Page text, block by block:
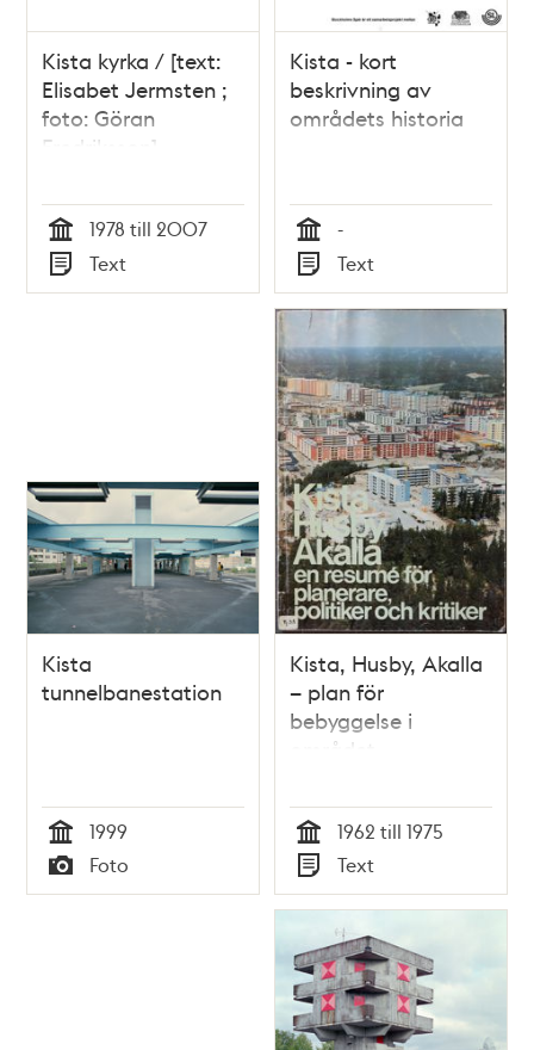
Kista kyrka / [text:
Elisabet Jermsten ;
foto: Göran
Fredriksson]
Tid
1978 till 2007
Typ
Text
Kista - kort
beskrivning av
områdets historia
Tid
-
Typ
Text
Kista
tunnelbanestation
Tid
1999
Typ
Foto
Kista, Husby, Akalla
– plan för
bebyggelse i
området
Tid
1962 till 1975
Typ
Text